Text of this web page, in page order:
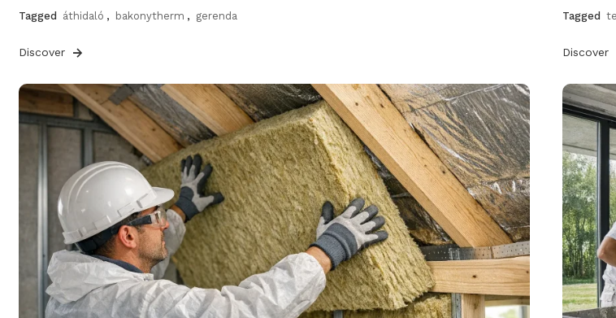
Tagged áthidaló , bakonytherm , gerenda
Discover
Tagged
Discover